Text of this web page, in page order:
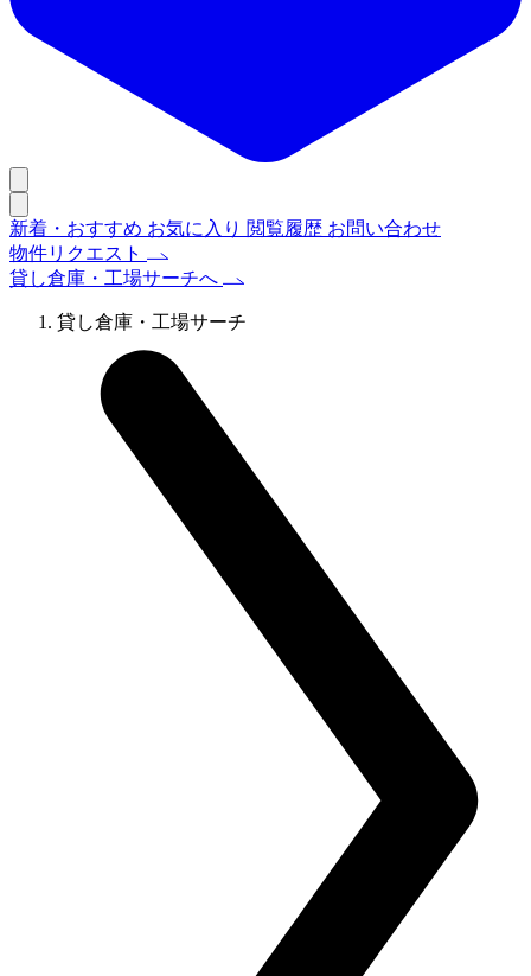
新着・おすすめ お気に入り 閲覧履歴 お問い合わせ
物件リクエスト
貸し倉庫・工場サーチへ
貸し倉庫・工場サーチ